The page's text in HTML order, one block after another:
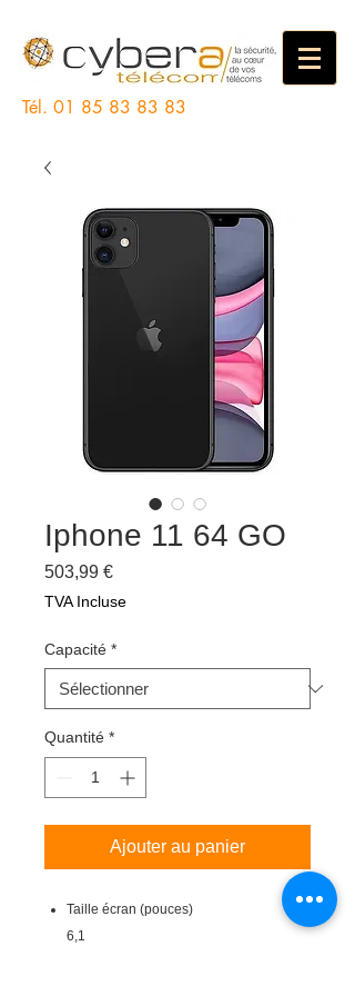
Tél. 01 85 83 83 83
Iphone 11 64 GO
503,99 €Prix
TVA Incluse
Capacité *
Quantité *
Ajouter au panier
Taille écran (pouces)
6,1